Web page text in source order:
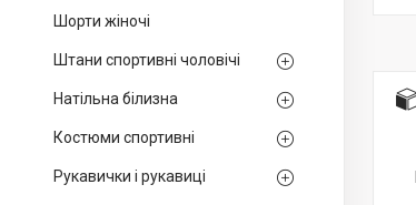
Шорти жіночі
Штани спортивні чоловічі
Натільна білизна
Костюми спортивні
Рукавички і рукавиці